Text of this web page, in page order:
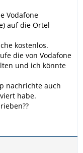
Vodafone
auf die Ortel
kostenlos.
die von Vodafone
und ich könnte
nachrichte auch
habe.